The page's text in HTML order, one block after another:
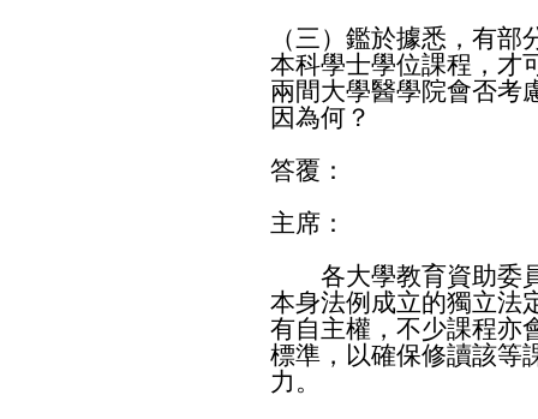
（三）鑑於據悉，有
本科學士學位課程，才
兩間大學醫學院會否考
因為何？
答覆：
主席：
各大學教育資助委員
本身法例成立的獨立法
有自主權，不少課程亦
標準，以確保修讀該等
力。